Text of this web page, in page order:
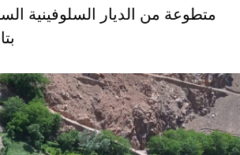
متطوعة من الديار السلوفينية